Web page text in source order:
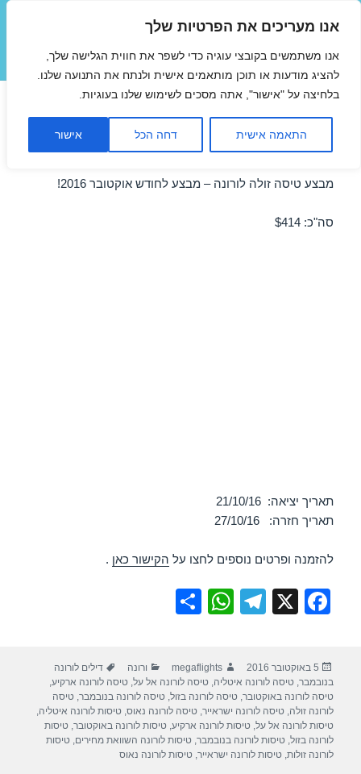
אנו מעריכים את הפרטיות שלך
אנו משתמשים בקובצי עוגיה כדי לשפר את חווית הגלישה שלך,
להציג מודעות או תוכן מותאמים אישית ולנתח את התנועה שלנו.
בלחיצה על "אישור", אתה מסכים לשימוש שלנו בעוגיות.
התאמה אישית דחה הכל אישור
תפריטים
ווידג'טים
טיסות זולות לורונה באוקטובר
21/10/2016
מבצע טיסה זולה לורונה – מבצע לחודש אוקטובר 2016!
סה"כ: $414
תאריך יציאה: 21/10/16
תאריך חזרה: 27/10/16
להזמנה ופרטים נוספים לחצו על הקישור כאן .
F
e
b
o
o
X
T
gr
a
m
W
s
A
p
p
e
פורסם
בתאריך
5 באוקטובר 2016 מחבר
megaflights קטגוריות
ורונה תגיות
דילים לורונה
בנובמבר,טיסה לורונה איטליה,טיסה לורונה אל על,טיסה לורונה ארקיע,
טיסה לורונה באוקטובר,טיסה לורונה בזול,טיסה לורונה בנובמבר,טיסה
לורונה זולה,טיסה לורונה ישראייר,טיסה לורונה נאוס,טיסות לורונה איטליה,
טיסות לורונה אל על,טיסות לורונה ארקיע,טיסות לורונה באוקטובר,טיסות
לורונה בזול,טיסות לורונה בנובמבר,טיסות לורונה השוואת מחירים,טיסות
לורונה זולות,טיסות לורונה ישראייר,טיסות לורונה נאוס